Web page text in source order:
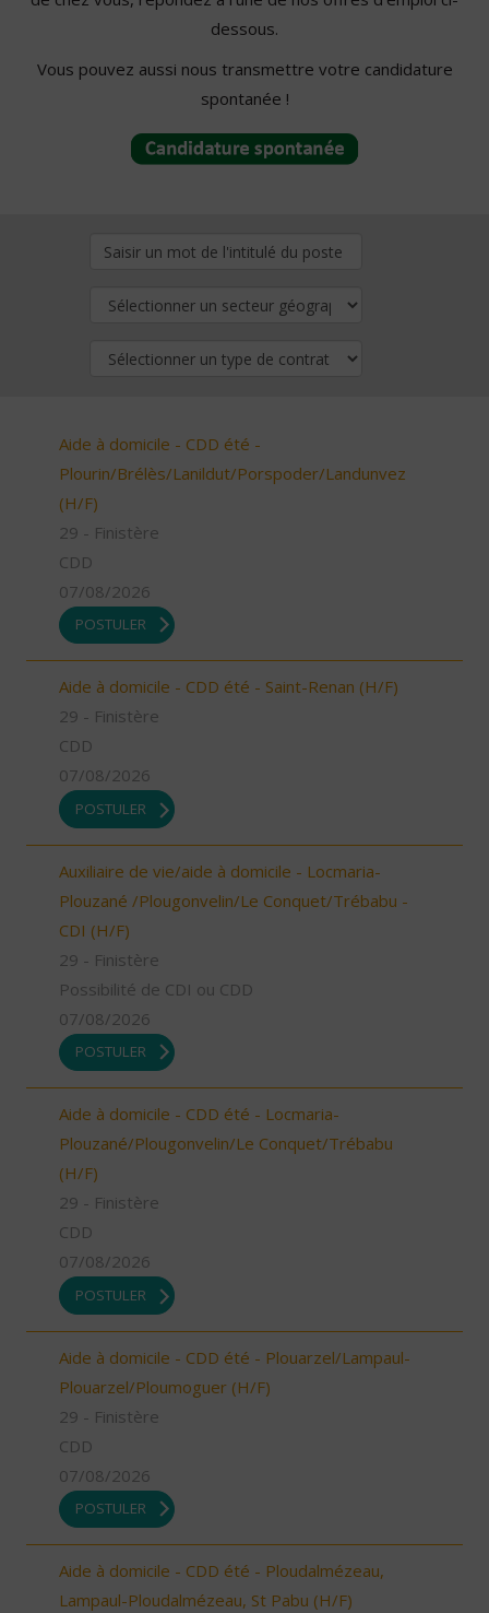
dessous.
Vous pouvez aussi nous transmettre votre candidature
spontanée !
Aide à domicile - CDD été -
Plourin/Brélès/Lanildut/Porspoder/Landunvez
(H/F)
29 - Finistère
CDD
07/08/2026
POSTULER
Aide à domicile - CDD été - Saint-Renan (H/F)
29 - Finistère
CDD
07/08/2026
POSTULER
Auxiliaire de vie/aide à domicile - Locmaria-
Plouzané /Plougonvelin/Le Conquet/Trébabu -
CDI (H/F)
29 - Finistère
Possibilité de CDI ou CDD
07/08/2026
POSTULER
Aide à domicile - CDD été - Locmaria-
Plouzané/Plougonvelin/Le Conquet/Trébabu
(H/F)
29 - Finistère
CDD
07/08/2026
POSTULER
Aide à domicile - CDD été - Plouarzel/Lampaul-
Plouarzel/Ploumoguer (H/F)
29 - Finistère
CDD
07/08/2026
POSTULER
Aide à domicile - CDD été - Ploudalmézeau,
Lampaul-Ploudalmézeau, St Pabu (H/F)